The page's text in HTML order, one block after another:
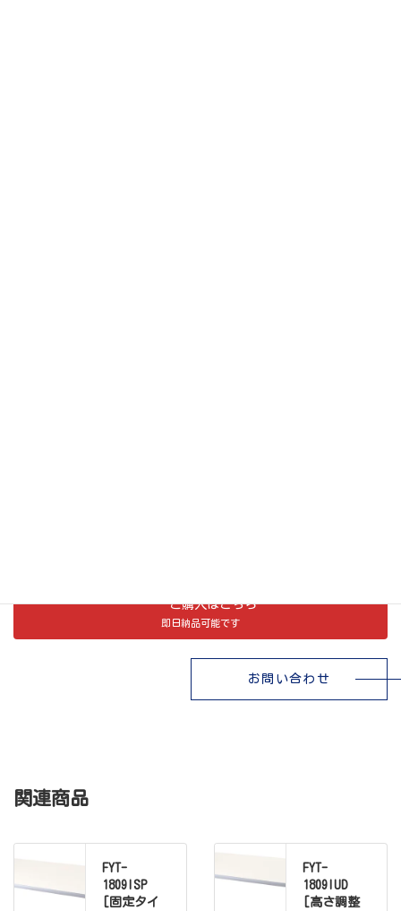
ご購入はこちら
即日納品可能です
お問い合わせ
関連商品
FYT-
1809ISP
[固定タイ
FYT-
1809IUD
[高さ調整